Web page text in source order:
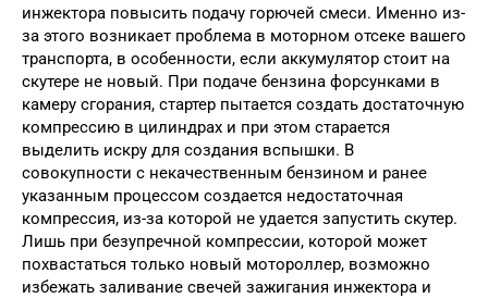
инжектора повысить подачу горючей смеси. Именно из-
за этого возникает проблема в моторном отсеке вашего
транспорта, в особенности, если аккумулятор стоит на
скутере не новый. При подаче бензина форсунками в
камеру сгорания, стартер пытается создать достаточную
компрессию в цилиндрах и при этом старается
выделить искру для создания вспышки. В
совокупности с некачественным бензином и ранее
указанным процессом создается недостаточная
компрессия, из-за которой не удается запустить скутер.
Лишь при безупречной компрессии, которой может
похвастаться только новый мотороллер, возможно
избежать заливание свечей зажигания инжектора и